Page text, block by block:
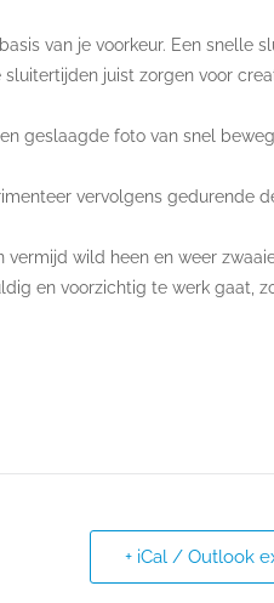
van je voorkeur. Een snelle
juist zorgen voor
geslaagde foto van snel
vervolgens gedurende
wild heen en weer
en voorzichtig te werk gaat,
+ iCal / Outlook